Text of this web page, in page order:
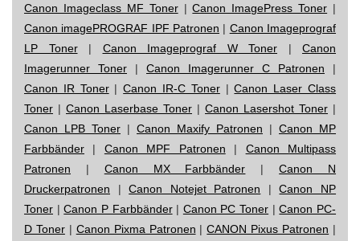
Canon Imageclass MF Toner|Canon ImagePress Toner |
Canon imagePROGRAF IPF Patronen | Canon Imageprograf
LP Toner| Canon Imageprograf W Toner | Canon
Imagerunner Toner | Canon Imagerunner C Patronen |
Canon IR Toner|Canon IR-C Toner|Canon Laser Class
Toner | Canon Laserbase Toner | Canon Lasershot Toner |
Canon LPB Toner | Canon Maxify Patronen | Canon MP
Farbbänder | Canon MPF Patronen | Canon Multipass
Patronen | Canon MX Farbbänder |Canon N
Druckerpatronen |Canon Notejet Patronen |Canon NP
Toner |Canon P Farbbänder| Canon PC Toner |Canon PC-
D Toner| Canon Pixma Patronen |CANON Pixus Patronen |